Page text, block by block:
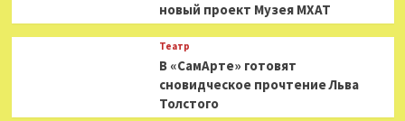
новый проект Музея МХАТ
Театр
В «СамАрте» готовят
сновидческое прочтение Льва
Толстого